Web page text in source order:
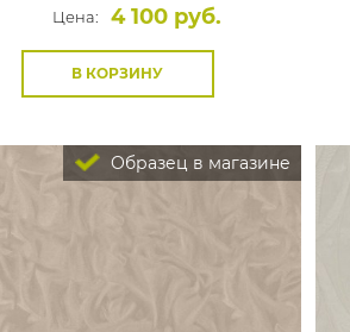
Цена:
4 100 руб.
В КОРЗИНУ
Образец в магазине